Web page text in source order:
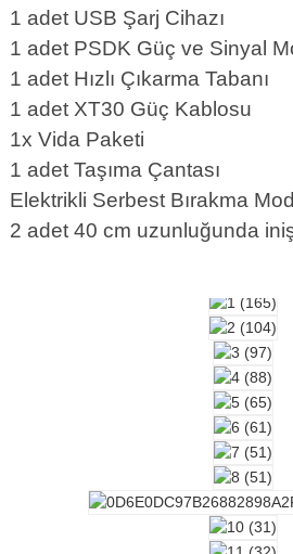
1 adet USB Şarj Cihazı
1 adet PSDK Güç ve Sinyal
1 adet Hızlı Çıkarma Tabanı
1 adet XT30 Güç Kablosu
1x Vida Paketi
1 adet Taşıma Çantası
Elektrikli Serbest Bırakma
2 adet 40 cm uzunluğunda iniş